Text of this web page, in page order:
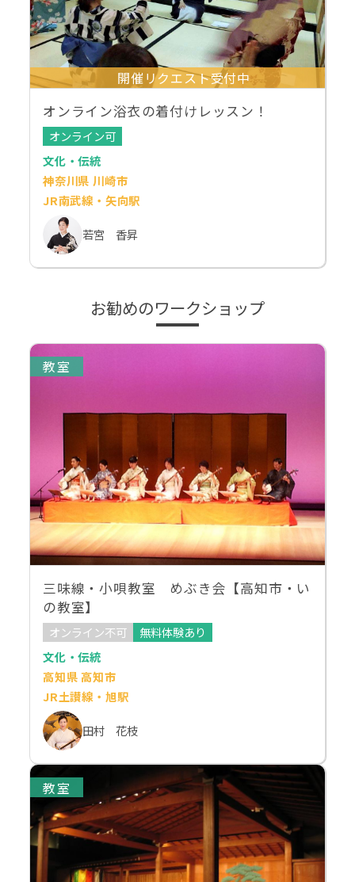
開催リクエスト受付中
オンライン浴衣の着付けレッスン！
オンライン可
文化・伝統
神奈川県 川崎市
JR南武線・矢向駅
若宮 香昇
お勧めのワークショップ
教室
三味線・小唄教室 めぶき会【高知市・い
の教室】
オンライン不可
無料体験あり
文化・伝統
高知県 高知市
JR土讃線・旭駅
田村 花枝
教室